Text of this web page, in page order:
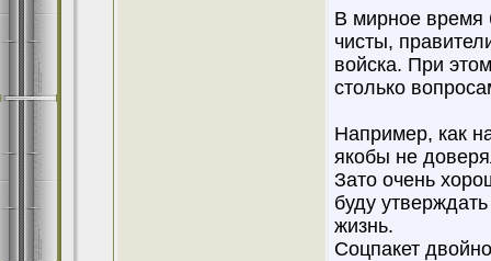
В мирное время
чисты,
войска. При
столько
Например, как
якобы не
Зато очень
буду
жизнь.
Соцпакет